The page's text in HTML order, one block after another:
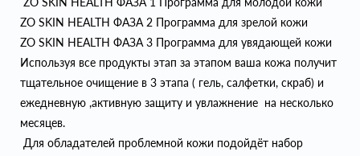
ZO SKIN HEALTH ФАЗА 2 Программа для зрелой кожи
ZO SKIN HEALTH ФАЗА 3 Программа для увядающей кожи
Используя все продукты этап за этапом ваша кожа получит
тщательное очищение в 3 этапа ( гель, салфетки, скраб) и
ежедневную ,активную защиту и увлажнение на несколько
месяцев.
Для обладателей проблемной кожи подойдёт набор